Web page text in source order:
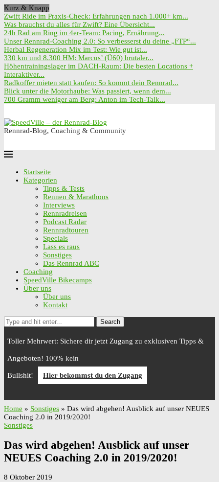
Kurz & Knapp
Zwift Ride im Praxis-Check: Erfahrungen nach 1.000+ km...
Was brauchst du alles für Zwift? Eine Übersicht...
24h Rad am Ring im 4er-Team: Pacing, Ernährung...
Unser Rennrad-Coaching 2.0: So verbesserst du deine „FTP“...
Herbal Regeneration Mix im Test: Wie gut ist...
330 km und 8.300 HM: Marcus’ (Ü60) brutaler...
Höhentrainingslager im DACH-Raum: Die besten Locations +
Interaktiver...
Radkoffer mieten statt kaufen: So kommt dein Rennrad...
Blick unter die Motorhaube: Was passiert, wenn dem...
700 Gramm weniger am Berg: Anton im Tech-Talk...
Rennrad-Blog, Coaching & Community
Startseite
Kategorien
Tipps & Tests
Rennen & Marathons
Interviews
Rennradreisen
Podcast Radar
Rennradtouren
Specials
Lass es raus
Sonstiges
Das Rennrad ABC
Coaching
SpeedVille Bikecamps
Über uns
Über uns
Kontakt
Search
Toller Mehrwert: Sichere dir jetzt Zugang zu exklusiven Tipps &
Angeboten! 100% kein
Bullshit! Hier bekommst du den Zugang
Home » Sonstiges » Das wird abgehen! Ausblick auf unser NEUES
Coaching 2.0 in 2019/2020!
Sonstiges
Das wird abgehen! Ausblick auf unser
NEUES Coaching 2.0 in 2019/2020!
8 Oktober 2019